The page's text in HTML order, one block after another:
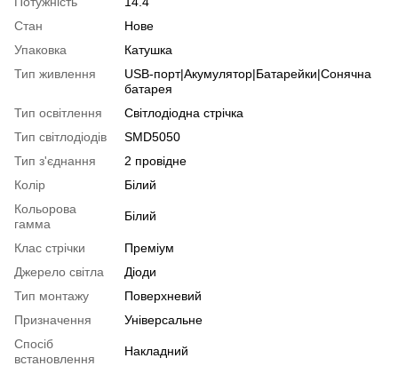
Стан
Нове
Упаковка
Катушка
Тип живлення
USB-порт|Акумулятор|Батарейки|Сонячна
батарея
Тип освітлення
Світлодіодна стрічка
Тип світлодіодів
SMD5050
Тип з'єднання
2 провідне
Колір
Білий
Кольорова
гамма
Білий
Клас стрічки
Преміум
Джерело світла
Діоди
Тип монтажу
Поверхневий
Призначення
Універсальне
Спосіб
встановлення
Накладний